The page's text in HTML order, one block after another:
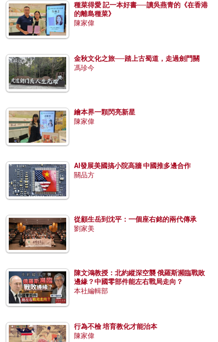
種菜得愛 記一本好書──讀吳燕青的《在香港
的離島種菜》
陳家偉
金秋文化之旅──踏上古蜀道，走過劍門關
馮珍今
繪本界一顆閃亮新星
陳家偉
AI發展美國搞小院高牆 中國推多邊合作
關品方
從顧生岳到沈平：一個座右銘的兩代傳承
劉家美
陳文鴻教授：北約縱深空襲 俄羅斯瀕臨戰敗
邊緣？中國零部件能左右戰局走向？
本社編輯部
行為不檢 培育教化才能治本
陳家偉